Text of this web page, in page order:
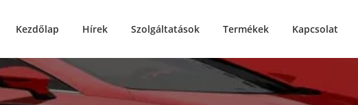
Kezdőlap Hírek Szolgáltatások Termékek Kapcsolat